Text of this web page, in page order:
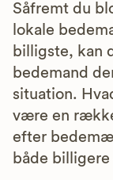
Såfremt du
lokale
billigste, kan
bedemand
situation.
være en
efter
både